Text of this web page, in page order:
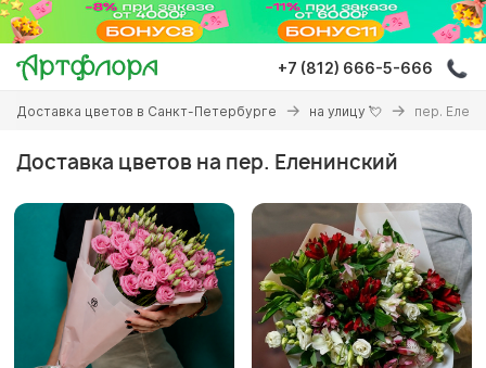
Перейти
основному
содержанию
+7 (812) 666-5-666
Вы
здесь
Доставка цветов в Санкт-Петербурге на улицу 💘 пер.
Доставка цветов на пер. Еленинский